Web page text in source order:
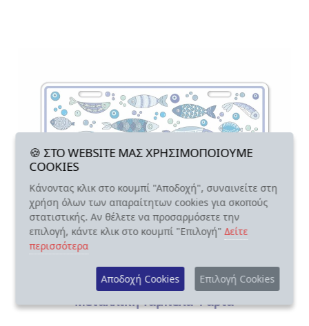
Διακοσμητικά
Μεταλλική Ταμπέλα Ψάρια
🍪 ΣΤΟ WEBSITE ΜΑΣ ΧΡΗΣΙΜΟΠΟΙΟΥΜΕ
COOKIES
Κάνοντας κλικ στο κουμπί "Αποδοχή", συναινείτε στη
χρήση όλων των απαραίτητων cookies για σκοπούς
στατιστικής. Αν θέλετε να προσαρμόσετε την
επιλογή, κάντε κλικ στο κουμπί "Επιλογή"Δείτε
περισσότερα
Αποδοχή Cookies Επιλογή Cookies